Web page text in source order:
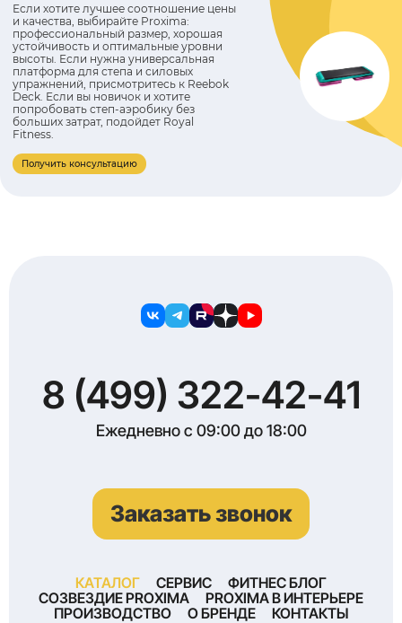
Если хотите лучшее соотношение цены
и качества, выбирайте Proxima:
профессиональный размер, хорошая
устойчивость и оптимальные уровни
высоты. Если нужна универсальная
платформа для степа и силовых
упражнений, присмотритесь к Reebok
Deck. Если вы новичок и хотите
попробовать степ-аэробику без
больших затрат, подойдет Royal
Fitness.
Получить консультацию
8 (499) 322-42-41
Ежедневно с 09:00 до 18:00
Заказать звонок
КАТАЛОГ СЕРВИС
ФИТНЕС БЛОГ
СОЗВЕЗДИЕ PROXIMA
PROXIMA В ИНТЕРЬЕРЕ
ПРОИЗВОДСТВО
О БРЕНДЕ КОНТАКТЫ